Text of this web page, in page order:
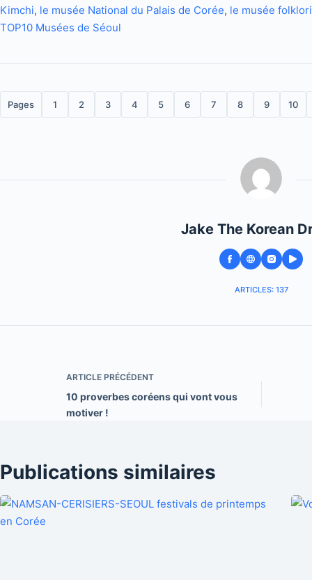
Kimchi, le musée National du Palais de Corée, le musée
TOP10 Musées de Séoul
Pages 1 2 3 4 5 6 7 8 9 10
Jake The Korean
ARTICLES: 137
ARTICLE PRÉCÉDENT
10 proverbes coréens qui vont vous
motiver !
Publications similaires